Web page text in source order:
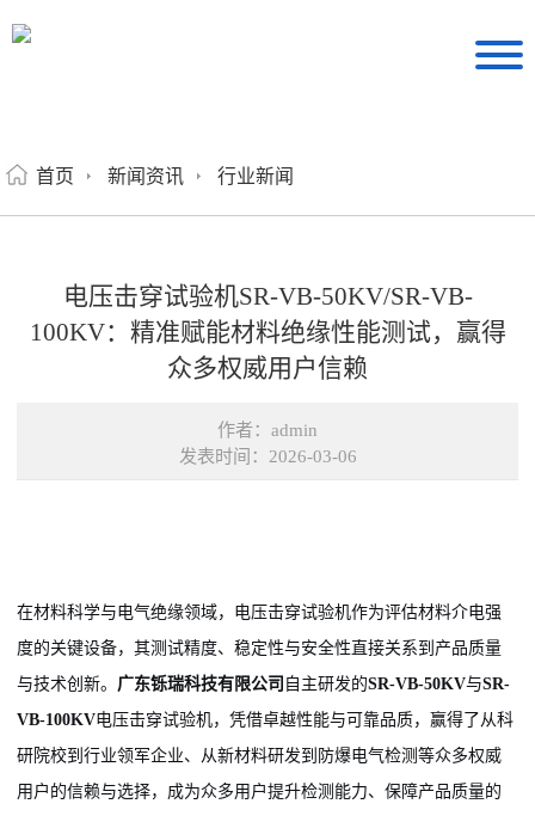
首页 新闻资讯 行业新闻
电压击穿试验机SR-VB-50KV/SR-VB-
100KV：精准赋能材料绝缘性能测试，赢得
众多权威用户信赖
作者：admin
发表时间：2026-03-06
在材料科学与电气绝缘领域，电压击穿试验机作为评估材料介电强
度的关键设备，其测试精度、稳定性与安全性直接关系到产品质量
与技术创新。 广东铄瑞科技有限公司 自主研发的SR-VB-50KV与SR-
VB-100KV电压击穿试验机，凭借卓越性能与可靠品质，赢得了从科
研院校到行业领军企业、从新材料研发到防爆电气检测等众多权威
用户的信赖与选择，成为众多用户提升检测能力、保障产品质量的